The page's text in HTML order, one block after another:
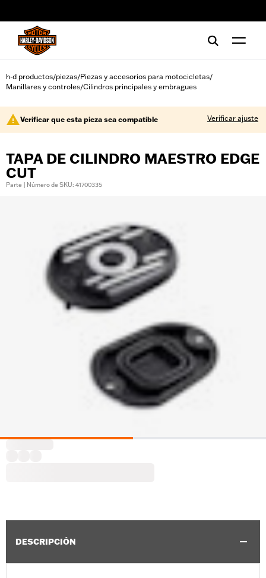
h-d productos/piezas/Piezas y accesorios para motocicletas/
Manillares y controles/Cilindros principales y embragues
Verificar que esta pieza sea compatible Verificar ajuste
TAPA DE CILINDRO MAESTRO EDGE
CUT
Parte | Número de SKU: 41700335
DESCRIPCIÓN